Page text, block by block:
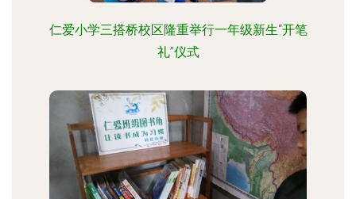
仁爱小学三搭桥校区隆重举行一年级新生“开笔
礼”仪式